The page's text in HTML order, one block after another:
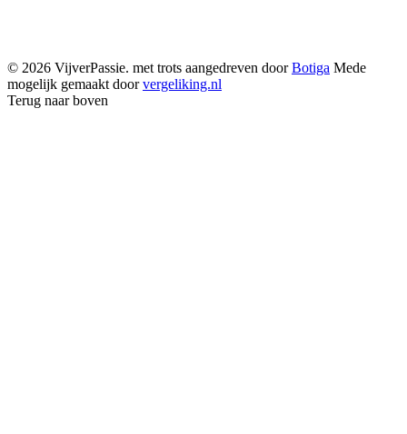
© 2026 VijverPassie. met trots aangedreven doorBotiga Mede
mogelijk gemaakt doorvergeliking.nl
Terug naar boven